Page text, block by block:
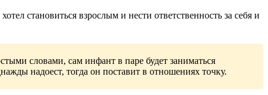
становиться взрослым и нести ответственность за себя и
словами, сам инфант в паре будет заниматься
надоест, тогда он поставит в отношениях точку.